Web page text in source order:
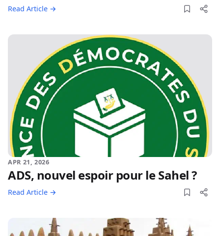
Read Article →
APR 21, 2026
ADS, nouvel espoir pour le Sahel ?
Read Article →